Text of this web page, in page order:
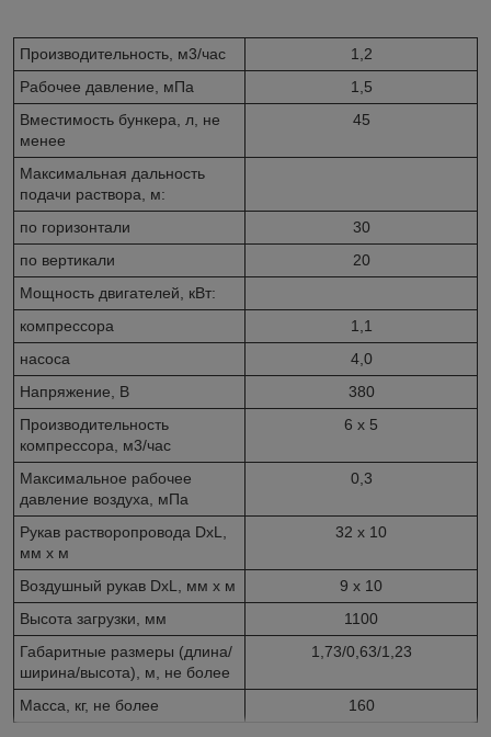
Производительность, м3/час
1,2
Рабочее давление, мПа
1,5
Вместимость бункера, л, не
менее
45
Максимальная дальность
подачи раствора, м:
по горизонтали
30
по вертикали
20
Мощность двигателей, кВт:
компрессора
1,1
насоса
4,0
Напряжение, В
380
Производительность
компрессора, м3/час
6 x 5
Максимальное рабочее
давление воздуха, мПа
0,3
Рукав растворопровода DxL,
мм х м
32 х 10
Воздушный рукав DxL, мм х м
9 х 10
Высота загрузки, мм
1100
Габаритные размеры (длина/
ширина/высота), м, не более
1,73/0,63/1,23
Масса, кг, не более 160